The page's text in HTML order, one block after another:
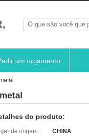
um orçamento
do produto:
de origem:
CHINA